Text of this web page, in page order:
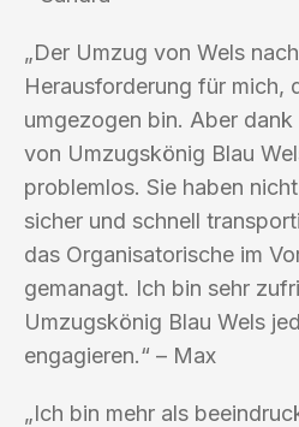
„Der Umzug von Wels
Herausforderung für mich,
umgezogen bin. Aber
von Umzugskönig Blau
problemlos. Sie haben
sicher und schnell
das Organisatorische im
gemanagt. Ich bin sehr
Umzugskönig Blau Wels
engagieren.“ – Max
„Ich bin mehr als